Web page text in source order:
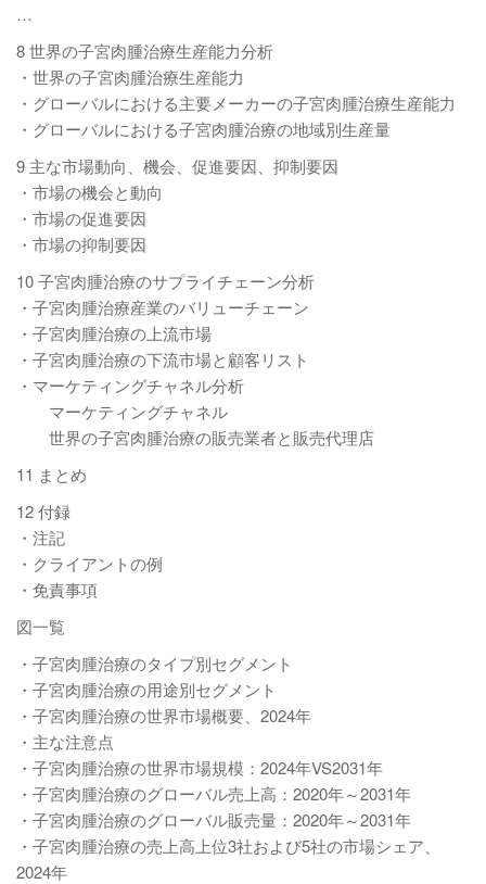
…
8 世界の子宮肉腫治療生産能力分析
・世界の子宮肉腫治療生産能力
・グローバルにおける主要メーカーの子宮肉腫治療生産能力
・グローバルにおける子宮肉腫治療の地域別生産量
9 主な市場動向、機会、促進要因、抑制要因
・市場の機会と動向
・市場の促進要因
・市場の抑制要因
10 子宮肉腫治療のサプライチェーン分析
・子宮肉腫治療産業のバリューチェーン
・子宮肉腫治療の上流市場
・子宮肉腫治療の下流市場と顧客リスト
・マーケティングチャネル分析
マーケティングチャネル
世界の子宮肉腫治療の販売業者と販売代理店
11 まとめ
12 付録
・注記
・クライアントの例
・免責事項
図一覧
・子宮肉腫治療のタイプ別セグメント
・子宮肉腫治療の用途別セグメント
・子宮肉腫治療の世界市場概要、2024年
・主な注意点
・子宮肉腫治療の世界市場規模：2024年VS2031年
・子宮肉腫治療のグローバル売上高：2020年～2031年
・子宮肉腫治療のグローバル販売量：2020年～2031年
・子宮肉腫治療の売上高上位3社および5社の市場シェア、
2024年